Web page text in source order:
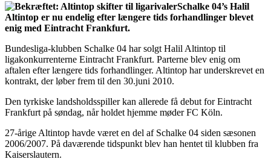
Schalke 04’s Halil
Altintop er nu endelig efter længere tids forhandlinger blevet
enig med Eintracht Frankfurt.
Bundesliga-klubben Schalke 04 har solgt Halil Altintop til
ligakonkurrenterne Eintracht Frankfurt. Parterne blev enig om
aftalen efter længere tids forhandlinger. Altintop har underskrevet en
kontrakt, der løber frem til den 30.juni 2010.
Den tyrkiske landsholdsspiller kan allerede få debut for Eintracht
Frankfurt på søndag, når holdet hjemme møder FC Köln.
27-årige Altintop havde været en del af Schalke 04 siden sæsonen
2006/2007. På daværende tidspunkt blev han hentet til klubben fra
Kaiserslautern.